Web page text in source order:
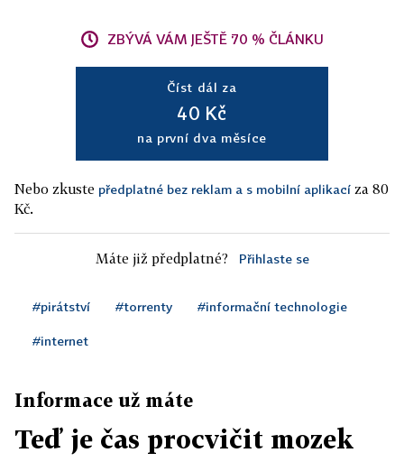
ZBÝVÁ VÁM JEŠTĚ 70 % ČLÁNKU
Číst dál za
40 Kč
na první dva měsíce
Nebo zkuste předplatné bez reklam a s mobilní aplikací za 80
Kč.
Máte již předplatné? Přihlaste se
#pirátství #torrenty #informační technologie
#internet
Informace už máte
Teď je čas procvičit mozek